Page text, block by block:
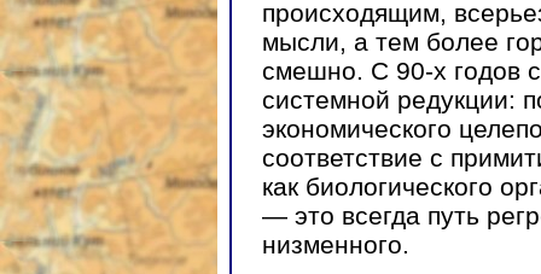
происходящим,
мысли, а тем более
смешно. С 90-х годов
системной редукции:
экономического
соответствие с
как биологического
— это всегда путь
низменного.